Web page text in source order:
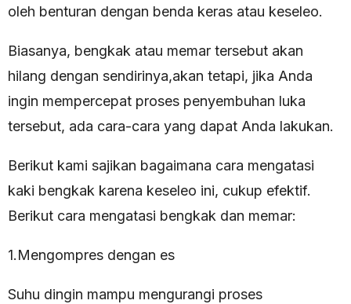
oleh benturan dengan benda keras atau keseleo.
Biasanya, bengkak atau memar tersebut akan
hilang dengan sendirinya,akan tetapi, jika Anda
ingin mempercepat proses penyembuhan luka
tersebut, ada cara-cara yang dapat Anda lakukan.
Berikut kami sajikan bagaimana cara mengatasi
kaki bengkak karena keseleo ini, cukup efektif.
Berikut cara mengatasi bengkak dan memar:
1.Mengompres dengan es
Suhu dingin mampu mengurangi proses